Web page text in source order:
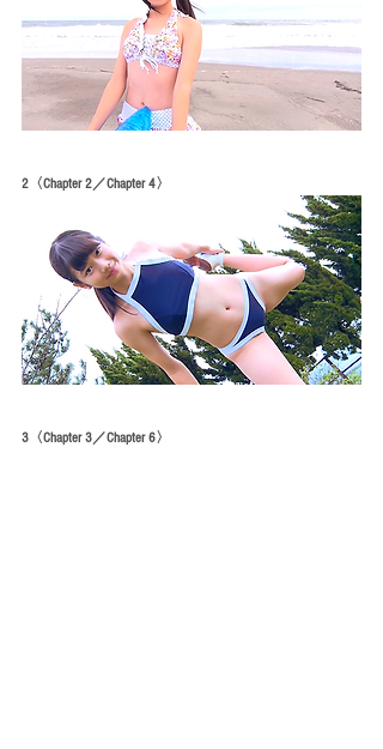
2〈Chapter 2／Chapter 4〉
3〈Chapter 3／Chapter 6〉